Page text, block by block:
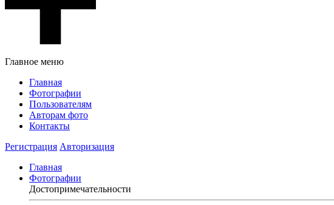
Главное меню
Главная
Фотографии
Пользователям
Авторам фото
Контакты
Регистрация Авторизация
Главная
Фотографии
Достопримечательности